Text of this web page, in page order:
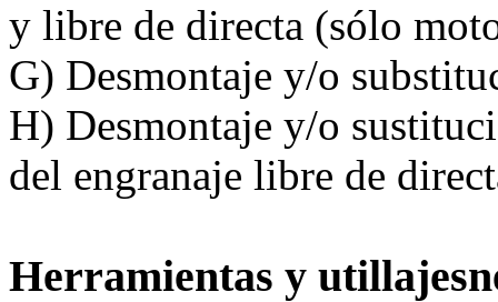
y libre de directa (sólo
G) Desmontaje y/o
H) Desmontaje y/o
del engranaje libre de
Herramientas y